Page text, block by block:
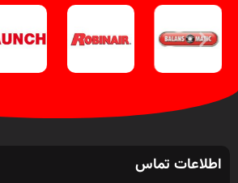
اطلاعات تماس